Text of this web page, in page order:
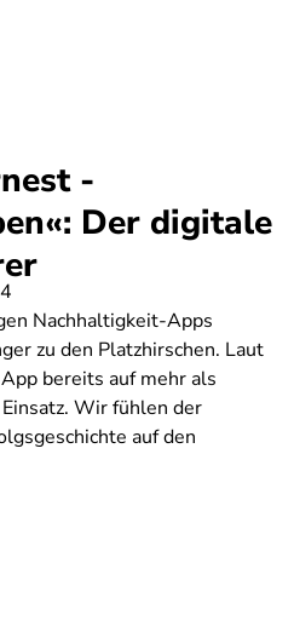
-
Der digitale
Nachhaltigkeit-Apps
zu den Platzhirschen. Laut
bereits auf mehr als
Wir fühlen der
auf den